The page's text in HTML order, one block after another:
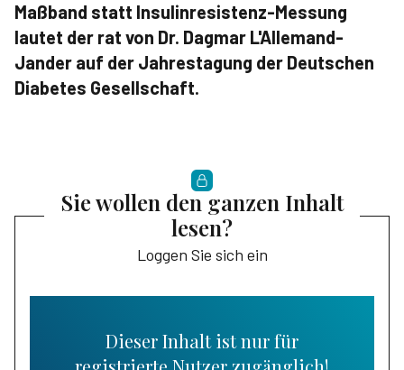
Maßband statt Insulinresistenz-Messung
lautet der rat von Dr. Dagmar L'Allemand-
Jander auf der Jahrestagung der Deutschen
Diabetes Gesellschaft.
Sie wollen den ganzen Inhalt
lesen?
Loggen Sie sich ein
Dieser Inhalt ist nur für